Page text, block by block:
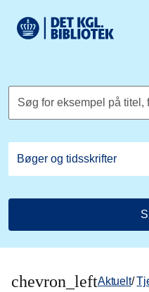
Det Kongelige Biblioteks
Søg for eksempel på titel,
chevron_leftAktuelt/